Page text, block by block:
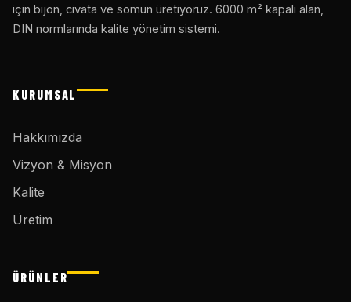
için bijon, civata ve somun üretiyoruz. 6000 m² kapalı alan,
DIN normlarında kalite yönetim sistemi.
KURUMSAL
Hakkımızda
Vizyon & Misyon
Kalite
Üretim
ÜRÜNLER